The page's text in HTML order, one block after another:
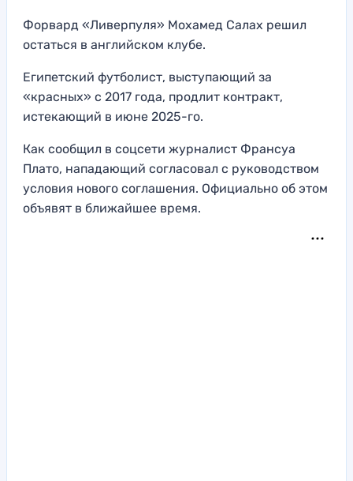
Форвард «Ливерпуля» Мохамед Салах решил
остаться в английском клубе.
Египетский футболист, выступающий за
«красных» с 2017 года, продлит контракт,
истекающий в июне 2025-го.
Как сообщил в соцсети журналист Франсуа
Плато, нападающий согласовал с руководством
условия нового соглашения. Официально об этом
объявят в ближайшее время.